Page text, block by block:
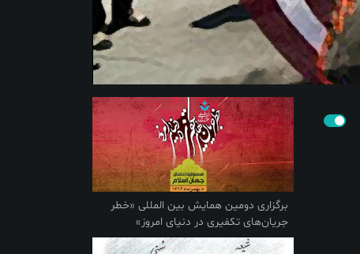
برگزاری دومین همایش بین‌ المللی «خطر
جریان‌های تکفیری در دنیای امروز»